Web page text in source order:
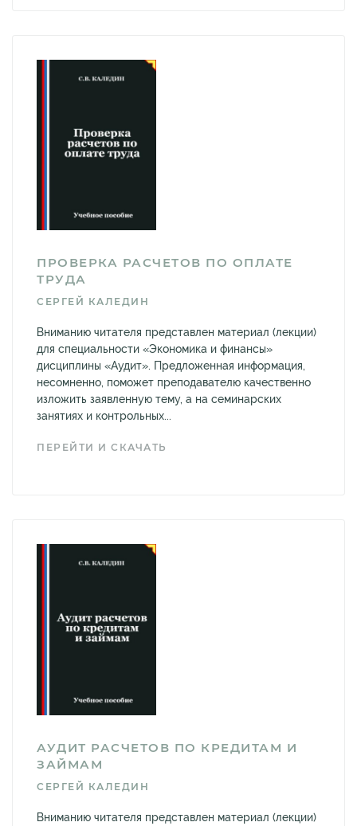
ПРОВЕРКА РАСЧЕТОВ ПО ОПЛАТЕ
ТРУДА
СЕРГЕЙ КАЛЕДИН
Вниманию читателя представлен материал (лекции)
для специальности «Экономика и финансы»
дисциплины «Аудит». Предложенная информация,
несомненно, поможет преподавателю качественно
изложить заявленную тему, а на семинарских
занятиях и контрольных...
ПЕРЕЙТИ И СКАЧАТЬ
АУДИТ РАСЧЕТОВ ПО КРЕДИТАМ И
ЗАЙМАМ
СЕРГЕЙ КАЛЕДИН
Вниманию читателя представлен материал (лекции)